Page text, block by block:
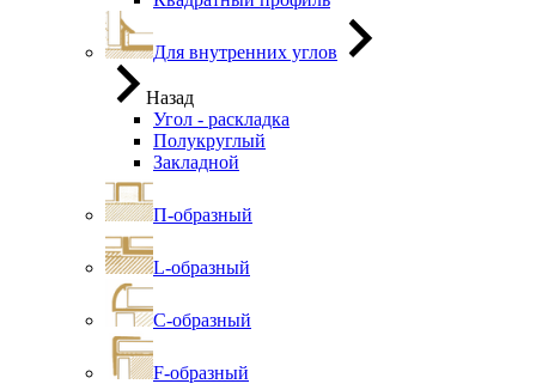
Для внутренних углов
Назад
Угол - раскладка
Полукруглый
Закладной
П-образный
L-образный
С-образный
F-образный